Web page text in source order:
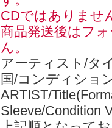
CDではありませ
商品発送後はフ
ん。
アーティスト/タ
国/コンディショ
ARTIST/
Sleeve/Condition